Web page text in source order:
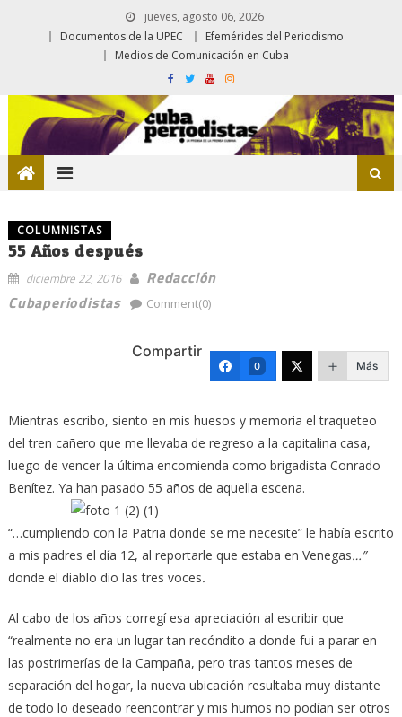
jueves, agosto 06, 2026
Documentos de la UPEC
Efemérides del Periodismo
Medios de Comunicación en Cuba
COLUMNISTAS
55 Años después
diciembre 22, 2016
Redacción
Cubaperiodistas
Comment(0)
Compartir
0 Más
Mientras escribo, siento en mis huesos y memoria el traqueteo
del tren cañero que me llevaba de regreso a la capitalina casa,
luego de vencer la última encomienda como brigadista Conrado
Benítez. Ya han pasado 55 años de aquella escena.
“…cumpliendo con la Patria donde se me necesite” le había escrito
a mis padres el día 12, al reportarle que estaba en Venegas…”
donde el diablo dio las tres voces.
Al cabo de los años corregí esa apreciación al escribir que
“realmente no era un lugar tan recóndito a donde fui a parar en
las postrimerías de la Campaña, pero tras tantos meses de
separación del hogar, la nueva ubicación resultaba muy distante
de todo lo deseado reencontrar y mis humos no podían ser otros